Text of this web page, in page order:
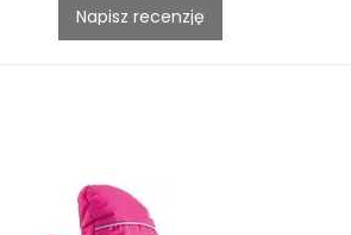
Napisz recenzję